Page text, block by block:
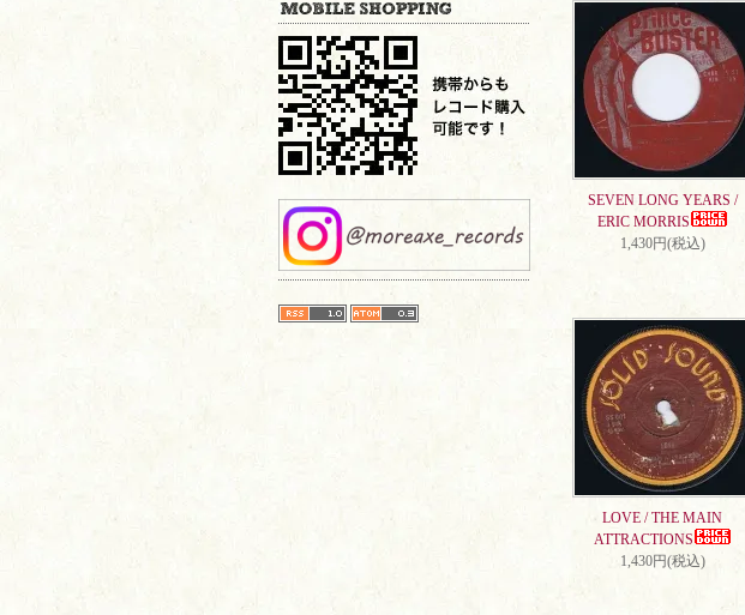
SEVEN LONG YEARS /
ERIC MORRIS
1,430円(税込)
LOVE / THE MAIN
ATTRACTIONS
1,430円(税込)